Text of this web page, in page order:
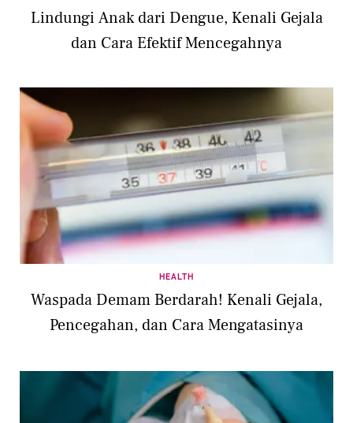
Lindungi Anak dari Dengue, Kenali Gejala
dan Cara Efektif Mencegahnya
HEALTH
Waspada Demam Berdarah! Kenali Gejala,
Pencegahan, dan Cara Mengatasinya